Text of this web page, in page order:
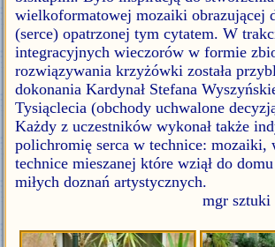
wielkoformatowej mozaiki obrazującej
(serce) opatrzonej tym cytatem. W
integracyjnych wieczorów w formie
rozwiązywania krzyżówki została
dokonania Kardynał Stefana
Tysiąclecia (obchody uchwalone
Każdy z uczestników wykonał także
polichromię serca w technice: mozaiki,
technice mieszanej które wziął do
miłych doznań artystycznych.
mgr